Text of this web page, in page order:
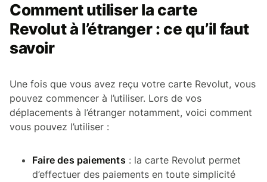
Comment utiliser la carte
Revolut à l’étranger : ce qu’il faut
savoir
Une fois que vous avez reçu votre carte Revolut, vous
pouvez commencer à l’utiliser. Lors de vos
déplacements à l’étranger notamment, voici comment
vous pouvez l’utiliser :
Faire des paiements : la carte Revolut permet
d’effectuer des paiements en toute simplicité